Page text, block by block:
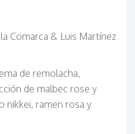
Comarca & Luis Martínez
de remolacha,
de malbec rose y
nikkei, ramen rosa y